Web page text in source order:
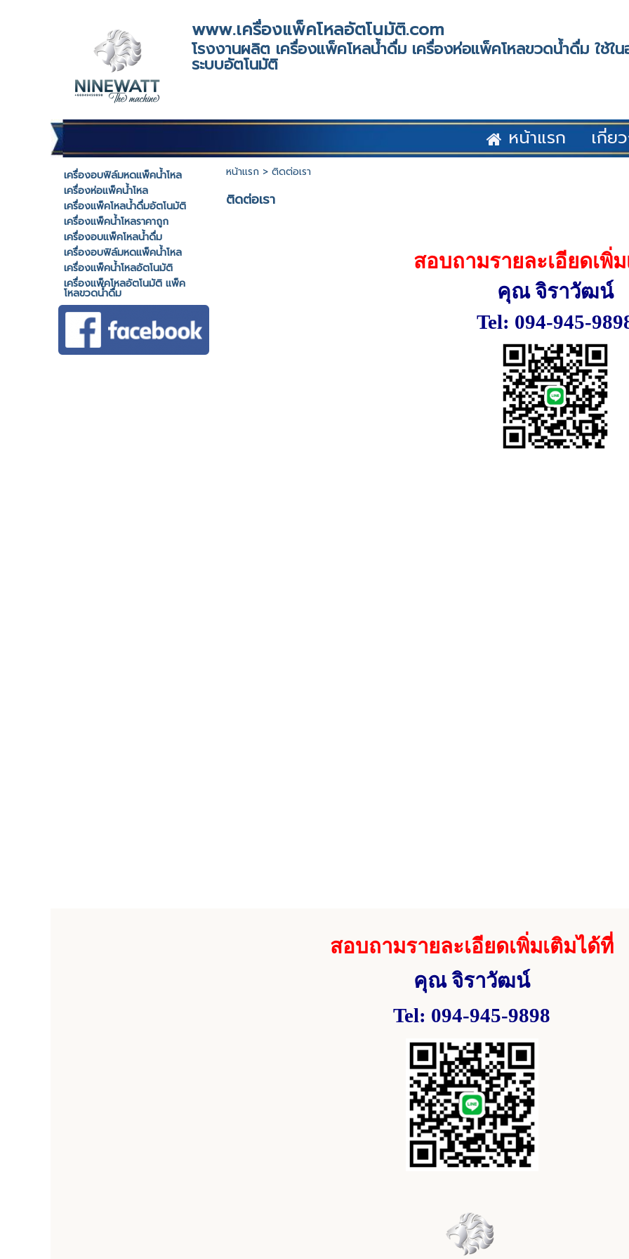
www.เครื่องแพ็คโหลอัตโนมัติ.com
โรงงานผลิต เครื่องแพ็คโหลน้ำดื่ม เครื่องห่อแพ็คโหลขวดน้ำดื่ม ใช้ใ
ระบบอัตโนมัติ
หน้าแรก เกี่ย
เครื่องอบฟิล์มหดแพ็คน้ำโหล
เครื่องห่อแพ็คน้ำโหล
เครื่องแพ็คโหลน้ำดื่มอัตโนมัติ
เครื่องแพ็คน้ำโหลราคาถูก
เครื่องอบแพ็คโหลน้ำดื่ม
เครื่องอบฟิล์มหดแพ็คน้ำโหล
เครื่องแพ็คน้ำโหลอัตโนมัติ
เครื่องแพ็คโหลอัตโนมัติ แพ็ค
โหลขวดน้ำดื่ม
หน้าแรก> ติดต่อเรา
ติดต่อเรา
สอบถามรายละเอียดเพิ่
คุณ จิราวัฒน์
Tel: 094-945-
สอบถามรายละเอียดเพิ่มเติมได้ที่
คุณ จิราวัฒน์
Tel: 094-945-9898